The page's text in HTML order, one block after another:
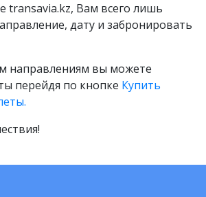
transavia.kz, Вам всего лишь
дату и забронировать
направлениям вы можете
перейдя по кнопке Купить